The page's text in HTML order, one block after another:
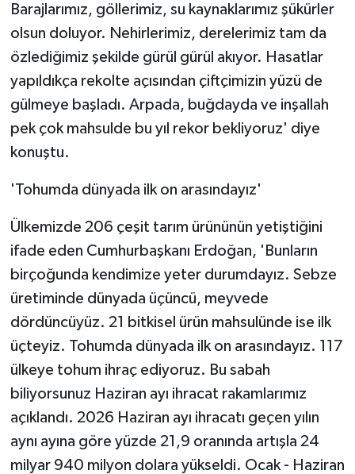
Barajlarımız, göllerimiz, su kaynaklarımız şükürler
olsun doluyor. Nehirlerimiz, derelerimiz tam da
özlediğimiz şekilde gürül gürül akıyor. Hasatlar
yapıldıkça rekolte açısından çiftçimizin yüzü de
gülmeye başladı. Arpada, buğdayda ve inşallah
pek çok mahsulde bu yıl rekor bekliyoruz' diye
konuştu.
'Tohumda dünyada ilk on arasındayız'
Ülkemizde 206 çeşit tarım ürününün yetiştiğini
ifade eden Cumhurbaşkanı Erdoğan, 'Bunların
birçoğunda kendimize yeter durumdayız. Sebze
üretiminde dünyada üçüncü, meyvede
dördüncüyüz. 21 bitkisel ürün mahsulünde ise ilk
üçteyiz. Tohumda dünyada ilk on arasındayız. 117
ülkeye tohum ihraç ediyoruz. Bu sabah
biliyorsunuz Haziran ayı ihracat rakamlarımız
açıklandı. 2026 Haziran ayı ihracatı geçen yılın
aynı ayına göre yüzde 21,9 oranında artışla 24
milyar 940 milyon dolara yükseldi. Ocak - Haziran